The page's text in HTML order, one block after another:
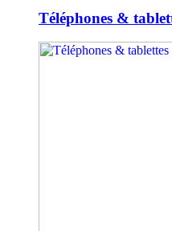
Téléphones &